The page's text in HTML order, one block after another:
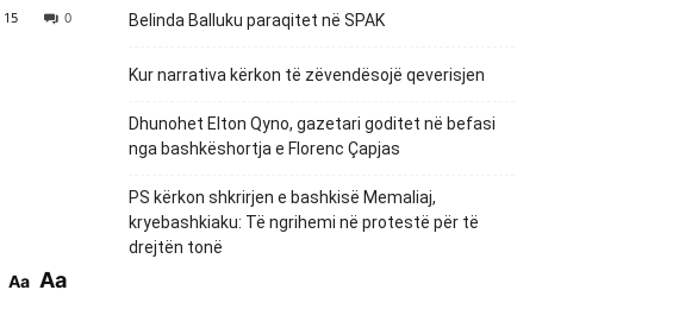
0
15
Aa Aa
Belinda Balluku paraqitet në SPAK
Kur narrativa kërkon të zëvendësojë qeverisjen
Dhunohet Elton Qyno, gazetari goditet në befasi
nga bashkëshortja e Florenc Çapjas
PS kërkon shkrirjen e bashkisë Memaliaj,
kryebashkiaku: Të ngrihemi në protestë për të
drejtën tonë